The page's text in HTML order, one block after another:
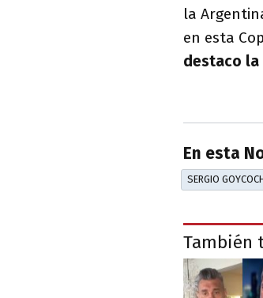
la
en esta
destaco la
En esta
SERGIO
También